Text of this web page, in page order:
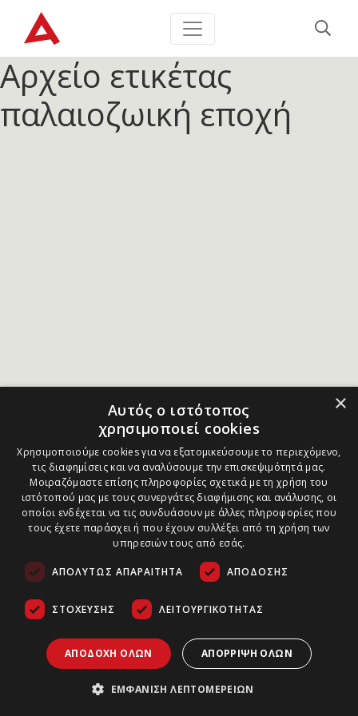
Αρχείο ετικέτας
παλαιοζωική εποχή
×
Αυτός ο ιστότοπος
χρησιμοποιεί cookies
Χρησιμοποιούμε cookies για να εξατομικεύσουμε το περιεχόμενο,
τις διαφημίσεις και να αναλύσουμε την επισκεψιμότητά μας.
Μοιραζόμαστε επίσης πληροφορίες σχετικά με τη χρήση του
ιστότοπού μας με τους συνεργάτες διαφήμισης και ανάλυσης, οι
οποίοι ενδέχεται να τις συνδυάσουν με άλλες πληροφορίες που
τους έχετε παράσχει ή που έχουν συλλέξει από τη χρήση των
υπηρεσιών τους από εσάς.
ΑΠΟΛΎΤΩΣ ΑΠΑΡΑΊΤΗΤΑ ΑΠΌΔΟΣΗΣ
ΣΤΌΧΕΥΣΗΣ ΛΕΙΤΟΥΡΓΙΚΌΤΗΤΑΣ
ΑΠΟΔΟΧΉ ΌΛΩΝ ΑΠΌΡΡΙΨΗ ΌΛΩΝ
ΕΜΦΆΝΙΣΗ ΛΕΠΤΟΜΕΡΕΙΏΝ